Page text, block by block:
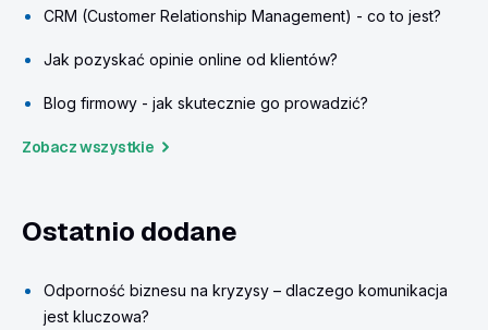
CRM (Customer Relationship Management) - co to jest?
Jak pozyskać opinie online od klientów?
Blog firmowy - jak skutecznie go prowadzić?
Zobacz wszystkie
Ostatnio dodane
Odporność biznesu na kryzysy – dlaczego komunikacja
jest kluczowa?